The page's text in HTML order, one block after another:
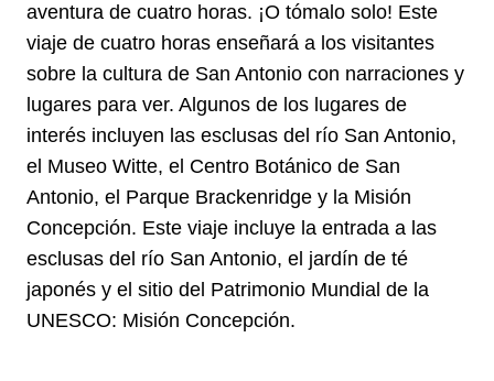
aventura de cuatro horas. ¡O tómalo solo! Este
viaje de cuatro horas enseñará a los visitantes
sobre la cultura de San Antonio con narraciones y
lugares para ver. Algunos de los lugares de
interés incluyen las esclusas del río San Antonio,
el Museo Witte, el Centro Botánico de San
Antonio, el Parque Brackenridge y la Misión
Concepción. Este viaje incluye la entrada a las
esclusas del río San Antonio, el jardín de té
japonés y el sitio del Patrimonio Mundial de la
UNESCO: Misión Concepción.